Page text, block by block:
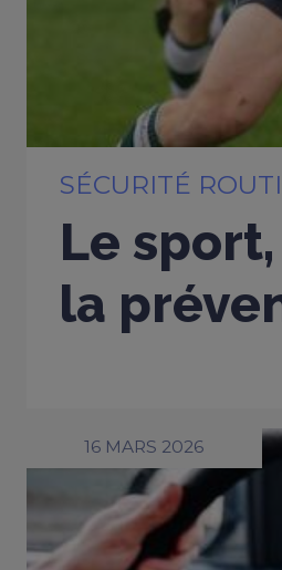
SÉCURITÉ
Le
la
16 MARS 2026